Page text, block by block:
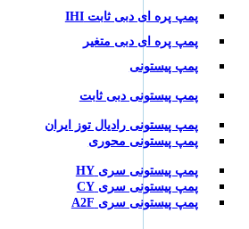
پمپ پره ای دبی ثابت IHI
پمپ پره ای دبی متغیر
پمپ پیستونی
پمپ پیستونی دبی ثابت
پمپ پیستونی رادیال توز ایران
پمپ پیستونی محوری
پمپ پیستونی سری HY
پمپ پیستونی سری CY
پمپ پیستونی سری A2F